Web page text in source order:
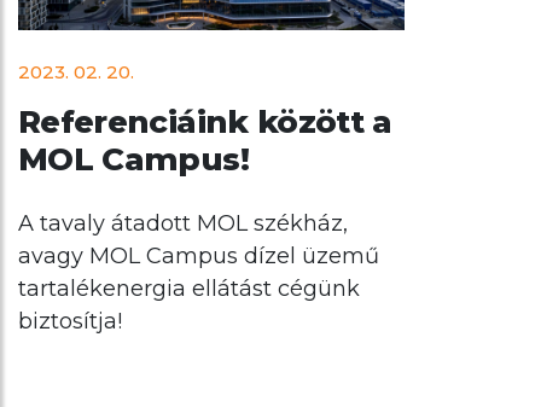
2023. 02. 20.
Referenciáink között a
MOL Campus!
A tavaly átadott MOL székház,
avagy MOL Campus dízel üzemű
tartalékenergia ellátást cégünk
biztosítja!